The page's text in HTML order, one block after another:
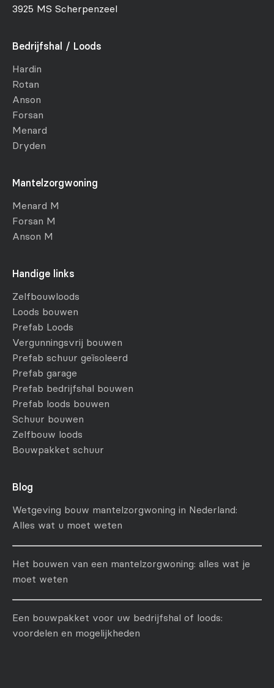
3925 MS Scherpenzeel
Bedrijfshal / Loods
Hardin
Rotan
Anson
Forsan
Menard
Dryden
Mantelzorgwoning
Menard M
Forsan M
Anson M
Handige links
Zelfbouwloods
Loods bouwen
Prefab Loods
Vergunningsvrij bouwen
Prefab schuur geïsoleerd
Prefab garage
Prefab bedrijfshal bouwen
Prefab loods bouwen
Schuur bouwen
Zelfbouw loods
Bouwpakket schuur
Blog
Wetgeving bouw mantelzorgwoning in Nederland:
Alles wat u moet weten
Het bouwen van een mantelzorgwoning: alles wat je
moet weten
Een bouwpakket voor uw bedrijfshal of loods:
voordelen en mogelijkheden